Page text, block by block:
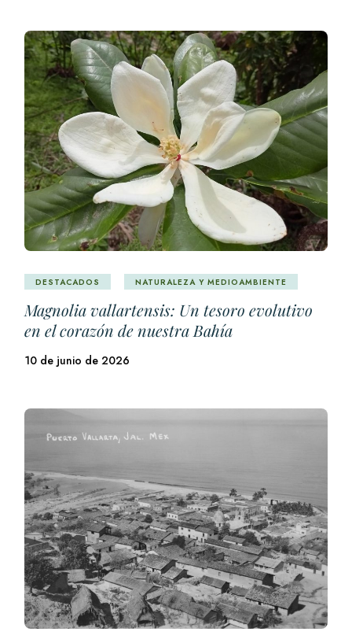
DESTACADOS NATURALEZA Y MEDIOAMBIENTE
Magnolia vallartensis: Un tesoro evolutivo
en el corazón de nuestra Bahía
10 de junio de 2026